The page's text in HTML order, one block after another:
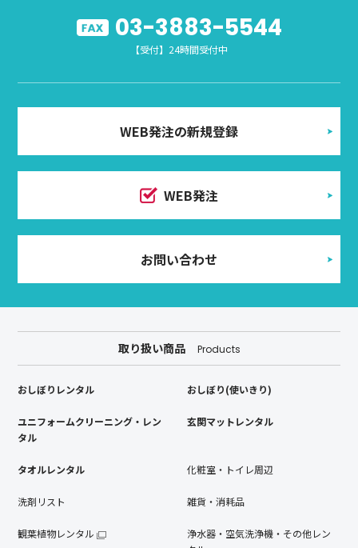
03-3883-5544
【受付】24時間受付中
WEB発注の新規登録
WEB発注
お問い合わせ
取り扱い商品 Products
おしぼりレンタル おしぼり(使いきり)
ユニフォームクリーニング・レン
タル
玄関マットレンタル
タオルレンタル 化粧室・トイレ周辺
洗剤リスト 雑貨・消耗品
観葉植物レンタル
浄水器・空気洗浄機・その他レン